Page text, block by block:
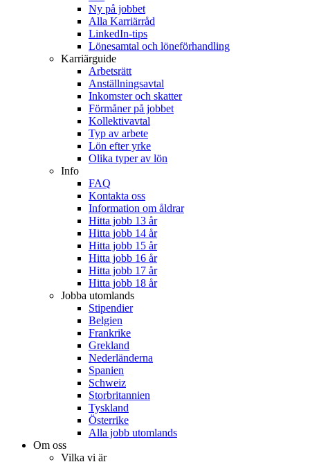
Ny på jobbet
Alla Karriärråd
LinkedIn-tips
Lönesamtal och löneförhandling
Karriärguide
Arbetsrätt
Anställningsavtal
Inkomster och skatter
Förmåner på jobbet
Kollektivavtal
Typ av arbete
Lön efter yrke
Olika typer av lön
Info
FAQ
Kontakta oss
Information om åldrar
Hitta jobb 13 år
Hitta jobb 14 år
Hitta jobb 15 år
Hitta jobb 16 år
Hitta jobb 17 år
Hitta jobb 18 år
Jobba utomlands
Stipendier
Belgien
Frankrike
Grekland
Nederländerna
Spanien
Schweiz
Storbritannien
Tyskland
Österrike
Alla jobb utomlands
Om oss
Vilka vi är